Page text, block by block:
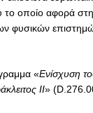
οποίο αφορά στη
φυσικών
«Ενίσχυση
ΙΙ»